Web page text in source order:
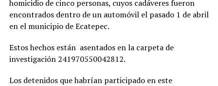
homicidio de cinco personas, cuyos cadáveres fueron
encontrados dentro de un automóvil el pasado 1 de abril
en el municipio de Ecatepec.
Estos hechos están asentados en la carpeta de
investigación 241970550042812.
Los detenidos que habrían participado en este